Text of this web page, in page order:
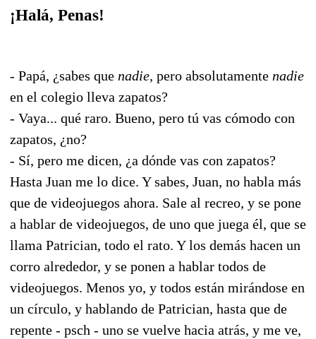
¡Halá, Penas!
- Papá, ¿sabes que nadie, pero absolutamente nadie
en el colegio lleva zapatos?
- Vaya... qué raro. Bueno, pero tú vas cómodo con
zapatos, ¿no?
- Sí, pero me dicen, ¿a dónde vas con zapatos?
Hasta Juan me lo dice. Y sabes, Juan, no habla más
que de videojuegos ahora. Sale al recreo, y se pone
a hablar de videojuegos, de uno que juega él, que se
llama Patrician, todo el rato. Y los demás hacen un
corro alrededor, y se ponen a hablar todos de
videojuegos. Menos yo, y todos están mirándose en
un círculo, y hablando de Patrician, hasta que de
repente - psch - uno se vuelve hacia atrás, y me ve,